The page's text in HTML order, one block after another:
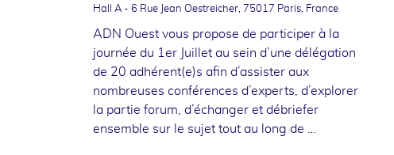
Hall A - 6 Rue Jean Oestreicher, 75017 Paris, France
ADN Ouest vous propose de participer à la
journée du 1er Juillet au sein d’une délégation
de 20 adhérent(e)s afin d’assister aux
nombreuses conférences d’experts, d’explorer
la partie forum, d’échanger et débriefer
ensemble sur le sujet tout au long de …